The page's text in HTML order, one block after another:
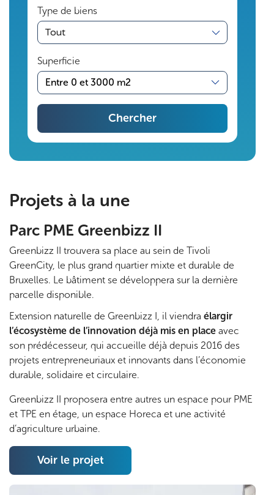
d
s
.
P
o
t
e
n
t
i
e
l
transaction
Type de biens
Superficie
Entre 0 et 3000 m2
Chercher
Projets à la une
Parc PME Greenbizz II
Greenbizz II trouvera sa place au sein de Tivoli
GreenCity, le plus grand quartier mixte et durable de
Bruxelles. Le bâtiment se développera sur la dernière
parcelle disponible.
Extension naturelle de Greenbizz I, il viendra élargir
l’écosystème de l’innovation déjà mis en place avec
son prédécesseur, qui accueille déjà depuis 2016 des
projets entrepreneuriaux et innovants dans l’économie
durable, solidaire et circulaire.
Greenbizz II proposera entre autres un espace pour PME
et TPE en étage, un espace Horeca et une activité
d’agriculture urbaine.
Voir le projet